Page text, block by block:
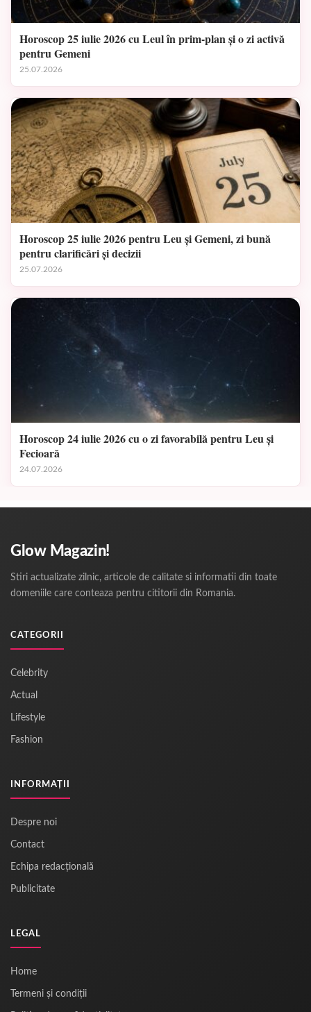
Horoscop 25 iulie 2026 cu Leul în prim-plan și o zi activă
pentru Gemeni
25.07.2026
Horoscop 25 iulie 2026 pentru Leu și Gemeni, zi bună
pentru clarificări și decizii
25.07.2026
Horoscop 24 iulie 2026 cu o zi favorabilă pentru Leu și
Fecioară
24.07.2026
Glow Magazin!
Stiri actualizate zilnic, articole de calitate si informatii din toate
domeniile care conteaza pentru cititorii din Romania.
CATEGORII
Celebrity
Actual
Lifestyle
Fashion
INFORMAȚII
Despre noi
Contact
Echipa redacțională
Publicitate
LEGAL
Home
Termeni și condiții